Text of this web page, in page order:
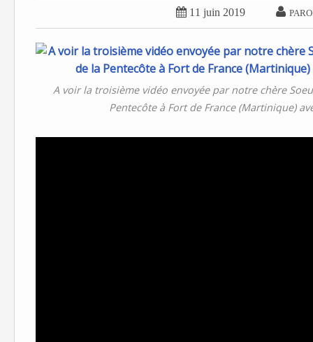
 11 juin 2019 
A voir la troisième vidéo envoyée par notre chère
Pentecôte à Fort de France (Martinique)